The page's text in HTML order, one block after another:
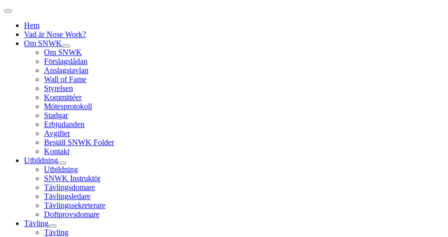
Hem
Vad är Nose Work?
Om SNWK
Om SNWK
Förslagslådan
Anslagstavlan
Wall of Fame
Styrelsen
Kommittéer
Mötesprotokoll
Stadgar
Erbjudanden
Avgifter
Beställ SNWK Folder
Kontakt
Utbildning
Utbildning
SNWK Instruktör
Tävlingsdomare
Tävlingsledare
Tävlingssekreterare
Doftprovsdomare
Tävling
Tävling